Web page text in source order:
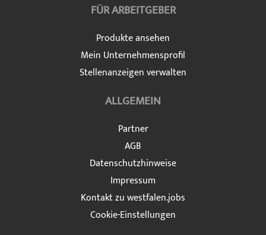
FÜR ARBEITGEBER
Produkte ansehen
Mein Unternehmensprofil
Stellenanzeigen verwalten
ALLGEMEIN
Partner
AGB
Datenschutzhinweise
Impressum
Kontakt zu westfalen.jobs
Cookie-Einstellungen